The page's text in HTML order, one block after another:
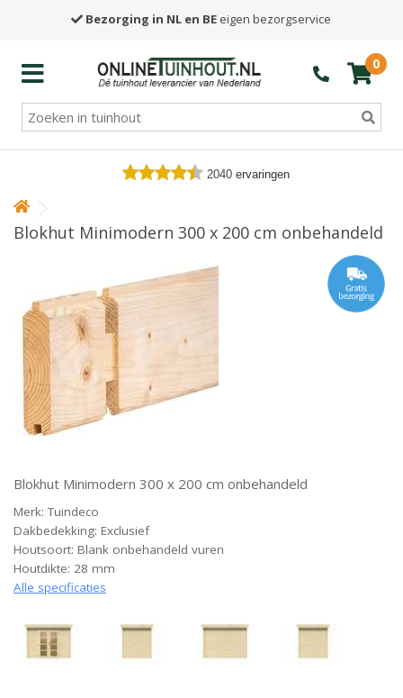
Bezorging in NL en BE eigen bezorgservice
0
2040 ervaringen
Blokhut Minimodern 300 x 200 cm onbehandeld
Blokhut Minimodern 300 x 200 cm onbehandeld
Merk: Tuindeco
Dakbedekking: Exclusief
Houtsoort: Blank onbehandeld vuren
Houtdikte: 28 mm
Alle specificaties